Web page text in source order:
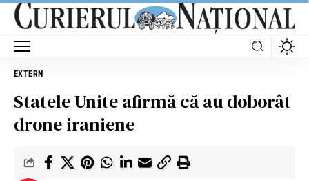
EXTERN
Statele Unite afirmă că au doborât
drone iraniene